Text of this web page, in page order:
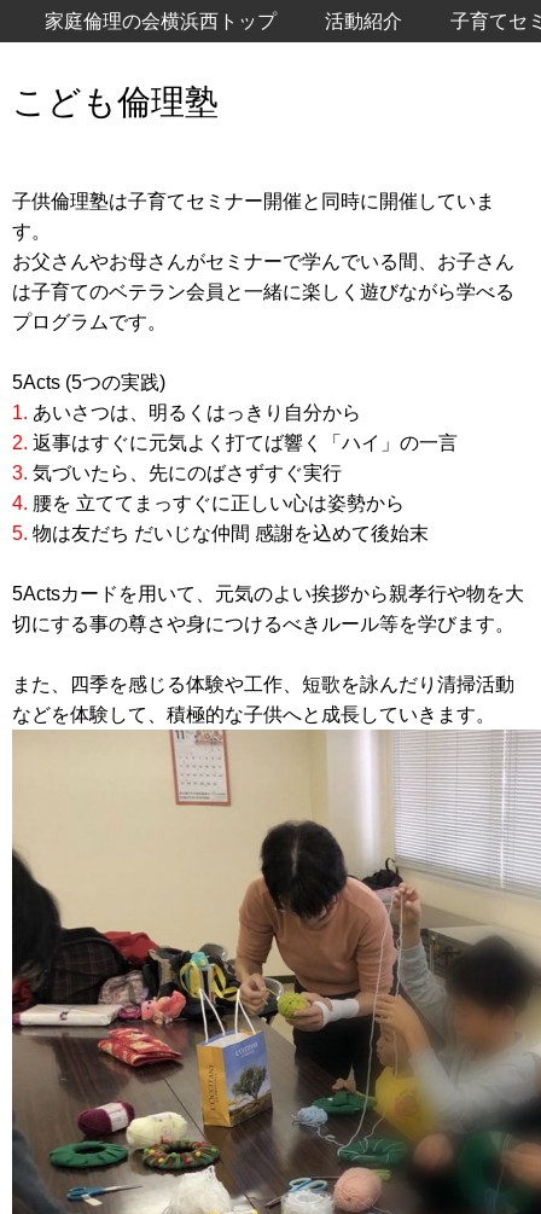
こども倫理塾
家庭倫理の会横浜西トップ 活動紹介 子育てセ
子供倫理塾は子育てセミナー開催と同時に開催していま
す。
お父さんやお母さんがセミナーで学んでいる間、お子さん
は子育てのベテラン会員と一緒に楽しく遊びながら学べる
プログラムです。
5Acts (5つの実践)
1. あいさつは、明るくはっきり自分から
2. 返事はすぐに元気よく打てば響く「ハイ」の一言
3. 気づいたら、先にのばさずすぐ実行
4. 腰を 立ててまっすぐに正しい心は姿勢から
5. 物は友だち だいじな仲間 感謝を込めて後始末
5Actsカードを用いて、元気のよい挨拶から親孝行や物を大
切にする事の尊さや身につけるべきルール等を学びます。
また、四季を感じる体験や工作、短歌を詠んだり清掃活動
などを体験して、積極的な子供へと成長していきます。